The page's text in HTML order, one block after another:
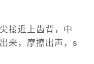
接近上齿背，中
来，摩擦出声，s